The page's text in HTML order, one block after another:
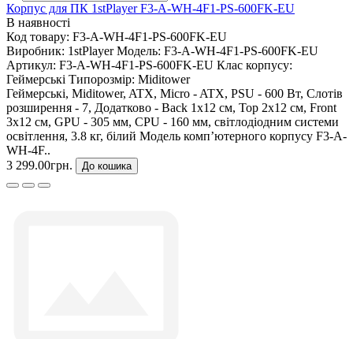
Корпус для ПК 1stPlayer F3-A-WH-4F1-PS-600FK-EU
В наявності
Код товару: F3-A-WH-4F1-PS-600FK-EU
Виробник: 1stPlayer Модель: F3-A-WH-4F1-PS-600FK-EU
Артикул: F3-A-WH-4F1-PS-600FK-EU Клас корпусу:
Геймерські Типорозмір: Miditower
Геймерські, Miditower, ATX, Micro - ATX, PSU - 600 Вт, Слотів
розширення - 7, Додатково - Back 1x12 см, Top 2x12 см, Front
3x12 см, GPU - 305 мм, CPU - 160 мм, світлодіодним системи
освітлення, 3.8 кг, білий Модель комп’ютерного корпусу F3-A-
WH-4F..
3 299.00грн.
До кошика